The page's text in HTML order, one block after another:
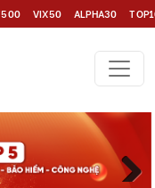
VIX50 ALPHA30